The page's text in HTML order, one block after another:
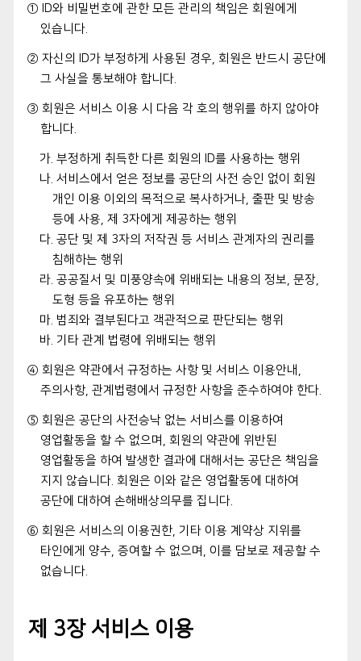
① ID와 비밀번호에 관한 모든 관리의 책임은 회원에게
있습니다.
② 자신의 ID가 부정하게 사용된 경우, 회원은 반드시 공단에
그 사실을 통보해야 합니다.
③ 회원은 서비스 이용 시 다음 각 호의 행위를 하지 않아야
합니다.
가. 부정하게 취득한 다른 회원의 ID를 사용하는 행위
나. 서비스에서 얻은 정보를 공단의 사전 승인 없이 회원
개인 이용 이외의 목적으로 복사하거나, 출판 및 방송
등에 사용, 제 3자에게 제공하는 행위
다. 공단 및 제 3자의 저작권 등 서비스 관계자의 권리를
침해하는 행위
라. 공공질서 및 미풍양속에 위배되는 내용의 정보, 문장,
도형 등을 유포하는 행위
마. 범죄와 결부된다고 객관적으로 판단되는 행위
바. 기타 관계 법령에 위배되는 행위
④ 회원은 약관에서 규정하는 사항 및 서비스 이용안내,
주의사항, 관계법령에서 규정한 사항을 준수하여야 한다.
⑤ 회원은 공단의 사전승낙 없는 서비스를 이용하여
영업활동을 할 수 없으며, 회원의 약관에 위반된
영업활동을 하여 발생한 결과에 대해서는 공단은 책임을
지지 않습니다. 회원은 이와 같은 영업활동에 대하여
공단에 대하여 손해배상의무를 집니다.
⑥ 회원은 서비스의 이용권한, 기타 이용 계약상 지위를
타인에게 양수, 증여할 수 없으며, 이를 담보로 제공할 수
없습니다.
제 3장 서비스 이용